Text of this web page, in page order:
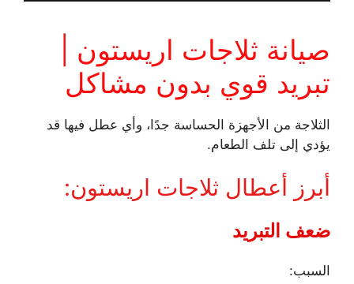
صيانة ثلاجات اريستون |
تبريد قوي بدون مشاكل
الثلاجة من الأجهزة الحساسة جدًا، وأي عطل فيها قد
يؤدي إلى تلف الطعام.
أبرز أعطال ثلاجات اريستون:
ضعف التبريد
السبب: